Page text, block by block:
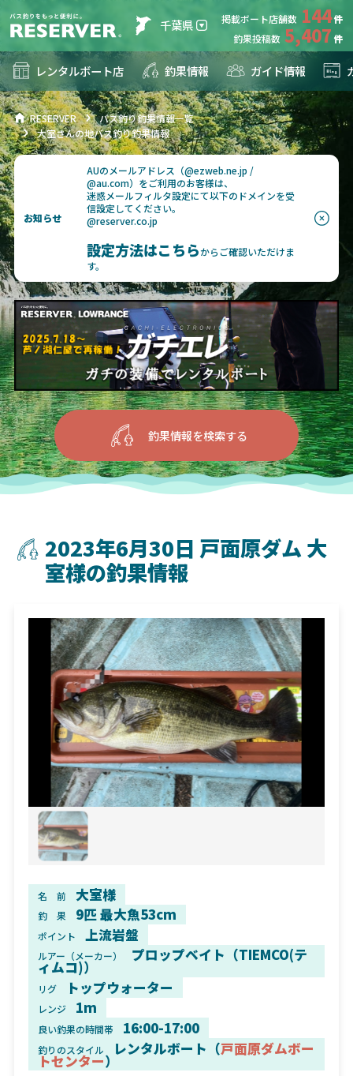
千葉県 掲載ボート店舗数 144
釣果投稿数 5,407
レンタルボート店 釣果情報 ガイド情報
RESERVER
バス釣り釣果情報一覧
大室さんの地バス釣り釣果情報
お知らせ
AUのメールアドレス（@ezweb.ne.jp /
@au.com）をご利用のお客様は、
迷惑メールフィルタ設定にて以下のドメインを受
信設定してください。
@reserver.co.jp
設定方法はこちらからご確認いただけま
す。
釣果情報を検索する
2023年6月30日 戸面原ダム 大
室様の釣果情報
名 前 大室様
釣 果 9匹 最大魚53cm
ポイント 上流岩盤
ルアー（メーカー） プロップベイト（TIEMCO(テ
ィムコ)）
リグ トップウォーター
レンジ 1m
良い釣果の時間帯 16:00-17:00
釣りのスタイル レンタルボート（戸面原ダムボー
トセンター）